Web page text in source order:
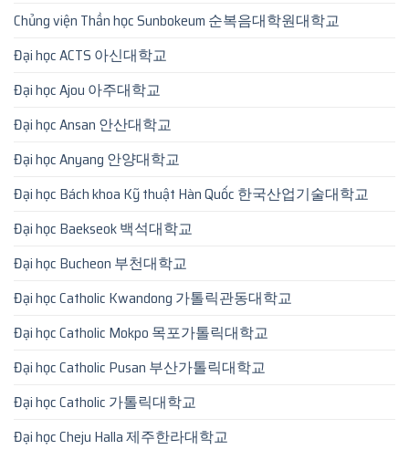
Chủng viện Thần học Sunbokeum 순복음대학원대학교
Đại học ACTS 아신대학교
Đại học Ajou 아주대학교
Đại học Ansan 안산대학교
Đại học Anyang 안양대학교
Đại học Bách khoa Kỹ thuật Hàn Quốc 한국산업기술대학교
Đại học Baekseok 백석대학교
Đại học Bucheon 부천대학교
Đại học Catholic Kwandong 가톨릭관동대학교
Đại học Catholic Mokpo 목포가톨릭대학교
Đại học Catholic Pusan 부산가톨릭대학교
Đại học Catholic 가톨릭대학교
Đại học Cheju Halla 제주한라대학교